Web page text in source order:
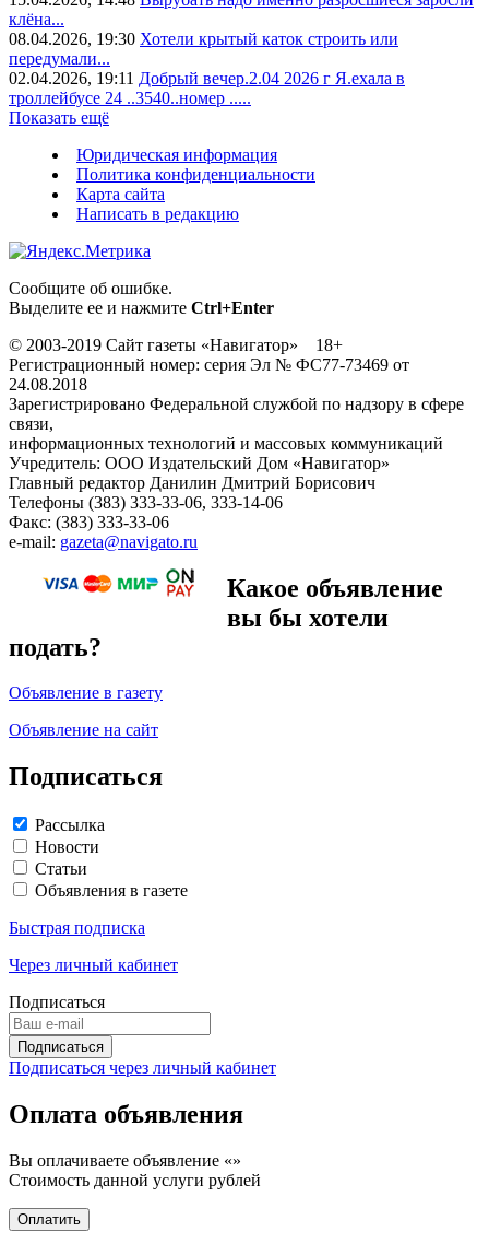
клёна...
08.04.2026, 19:30 Хотели крытый каток строить или
передумали...
02.04.2026, 19:11 Добрый вечер.2.04 2026 г Я.ехала в
троллейбусе 24 ..3540..номер .....
Показать ещё
Юридическая информация
Политика конфиденциальности
Карта сайта
Написать в редакцию
Сообщите об ошибке.
Выделите ее и нажмите Ctrl+Enter
© 2003-2019 Сайт газеты «Навигатор» 18+
Регистрационный номер: серия Эл № ФС77-73469 от
24.08.2018
Зарегистрировано Федеральной службой по надзору в сфере
связи,
информационных технологий и массовых коммуникаций
Учредитель: ООО Издательский Дом «Навигатор»
Главный редактор Данилин Дмитрий Борисович
Телефоны (383) 333-33-06, 333-14-06
Факс: (383) 333-33-06
e-mail: gazeta@navigato.ru
Какое объявление
вы бы хотели
подать?
Объявление в газету
Объявление на сайт
Подписаться
Рассылка
Новости
Статьи
Объявления в газете
Быстрая подписка
Через личный кабинет
Подписаться
Подписаться через личный кабинет
Оплата объявления
Вы оплачиваете объявление «»
Стоимость данной услуги рублей